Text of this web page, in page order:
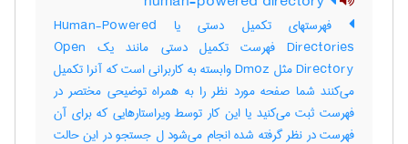
فهرستهای تکمیل دستی یا Human-Powered
Directories فهرست تکمیل دستی مانند یک Open
Directory مثل Dmoz وابسته به کاربرانی است که آنرا تکمیل
می‌کنند شما صفحه مورد نظر را به همراه توضیحی مختصر در
فهرست ثبت می‌کنید یا این کار توسط ویراستارهایی که برای آن
فهرست در نظر گرفته شده انجام می‌شود ل جستجو در این حالت